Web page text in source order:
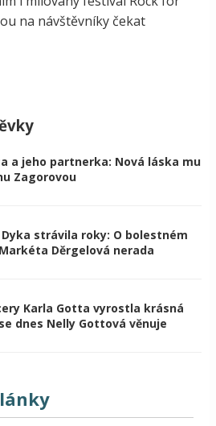
na návštěvníky čekat
a jeho partnerka: Nová láska mu
Zagorovou
strávila roky: O bolestném
Děrgelová nerada
Karla Gotta vyrostla krásná
dnes Nelly Gottová věnuje